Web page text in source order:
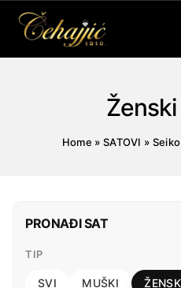
Home » SATOVI »
PRONAĐI SAT
TIP
SVI MUŠKI